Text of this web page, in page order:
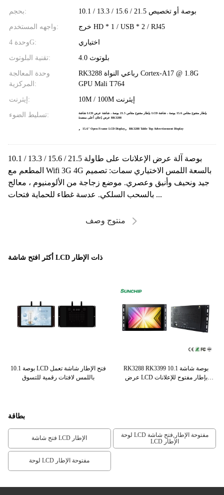
بحجم: 10.1 / 13.3 / 15.6 / 21.5 بوصة أو تخصيص
واجهه المستخدم: خرج HD * 1 / USB * 2 / RJ45
وحدة 4G: اختياري
تقنية البلوتوث: بلوتوث 4.0
وحدة المعالجة
المركزية:
RK3288 رباعي النواة Cortex-A17 @ 1.8G
GPU Mali T764
إيثرنت: 10M / 100M إيثرنت
تسليط الضوء:
شاشة LCD بإطار مفتوح مقاس 21.5 بوصة ، شاشة عرض LCD بإطار مفتوح مقاس 15.6 بوصة ، شاشة
عرض إعلان أعلى منضدة RK3288
, 15.6" Open Frame LCD Display, RK3288 Table Top Advertisement Display
10.1 / 13.3 / 15.6 / 21.5 بوصة آلة عرض الإعلانات على طاولة
المطعم مع Wifi 3G 4G بالسعة اللمس الاختياري سمات: تصميم
جيد ونحيف وأنيق وعصري. موضع زجاجة من الألومنيوم ، معالج
بالسحب السلكي. عدسة غطاء للحماية فتحات ...
منتوج وصف
أكثر افتح شاشة LCD ذات الإطار
10.1 بوصة LCD فتح الإطار شاشة تعمل
باللمس لافتات رقمية للتسوق
RK3288 RK3399 10.1 بوصة شاشة
عرض LCD بإطار مفتوح للإعلانات
بطاقة
فتح شاشة LCD الإطار
لوحة LCD مفتوحة الإطار,فتح شاشة
LCD الإطار
لوحة LCD مفتوحة الإطار